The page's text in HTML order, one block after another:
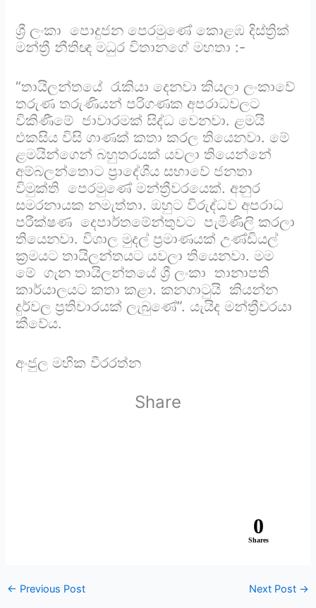
ශ්‍රී ලංකා පොදුජන පෙරමුණේ කොළඹ දිස්ත්‍රික්
මන්ත්‍රී නීතිඥ මධුර විතානගේ මහතා :-
“තායිලන්තයේ රැකියා දෙනවා කියලා ලංකාවේ
තරුණ තරුණියන් පරිගණක අපරාධවලට
විකිණීමේ ජාවාරමක් සිද්ධ වෙනවා. ළමයි
එකසිය විසි ගාණක් කතා කරල තියෙනවා. මේ
ළමයින්ගෙන් බහුතරයක් යවලා තියෙන්නේ
අම්බලන්තොට ප්‍රාදේශීය සභාවේ ජනතා
විමුක්ති පෙරමුණේ මන්ත්‍රීවරයෙක්. අනුර
සමරනායක නමැත්තා. ඔහුට විරුද්ධව අපරාධ
පරීක්ෂණ දෙපාර්තමේන්තුවට පැමිණිලි කරලා
තියෙනවා. විශාල මුදල් ප්‍රමාණයක් උණ්ඩියල්
ක්‍රමයට තායිලන්තයට යවලා තියෙනවා. මම
මේ ගැන තායිලන්තයේ ශ්‍රී ලංකා තානාපති
කාර්යාලයට කතා කළා. කනගාටුයි කියන්න
දුර්වල ප්‍රතිචාරයක් ලැබුණේ”. යැයිද මන්ත්‍රීවරයා
කීවේය.
අංජුල මහික වීරරත්න
Share
0
Shares
← Previous Post Next Post →